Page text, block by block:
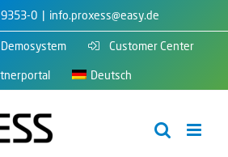
0 | info.proxess@easy.de
Demosystem
Customer Center
Deutsch